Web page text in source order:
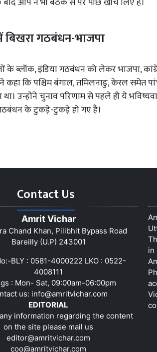
बिखरा गठबंधन-भाजपा
के ब्लॉक, इंडिया गठबंधन को लेकर भाजपा,
कहा कि पश्चिम बंगाल, तमिलनाडु, केरल समेत
था। उन्होंने चुनाव परिणाम से पहले ही ये
के टुकड़े-टुकड़े हो गए हैं।
Contact Us
Amrit Vichar
Chand Khan, Pilibhit Bypass Road
Bareilly (U.P) 243001
BLY : 0581-4000222 LKO : 0522-
4008111
: Mon- Sat, 09:00am-06:00pm
us: info@amritvichar.com
EDITORIAL
information regarding the content
on the site please mail us
editor@amritvichar.com
coo@amritvichar.com
in